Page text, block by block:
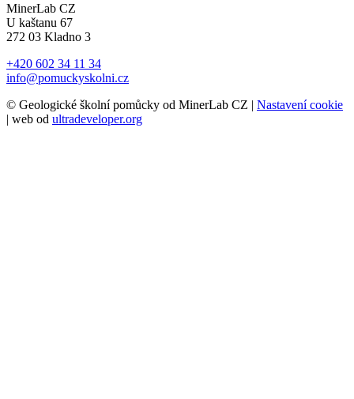
MinerLab CZ
U kaštanu 67
272 03 Kladno 3
+420 602 34 11 34
info@pomuckyskolni.cz
© Geologické školní pomůcky od MinerLab CZ | Nastavení cookie
| web od ultradeveloper.org